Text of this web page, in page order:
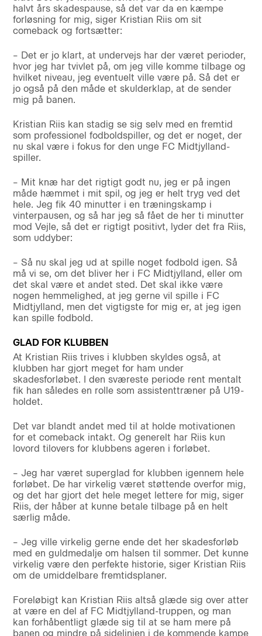
halvt års skadespause, så det var da en kæmpe
forløsning for mig, siger Kristian Riis om sit
comeback og fortsætter:
– Det er jo klart, at undervejs har der været perioder,
hvor jeg har tvivlet på, om jeg ville komme tilbage og
hvilket niveau, jeg eventuelt ville være på. Så det er
jo også på den måde et skulderklap, at de sender
mig på banen.
Kristian Riis kan stadig se sig selv med en fremtid
som professionel fodboldspiller, og det er noget, der
nu skal være i fokus for den unge FC Midtjylland-
spiller.
– Mit knæ har det rigtigt godt nu, jeg er på ingen
måde hæmmet i mit spil, og jeg er helt tryg ved det
hele. Jeg fik 40 minutter i en træningskamp i
vinterpausen, og så har jeg så fået de her ti minutter
mod Vejle, så det er rigtigt positivt, lyder det fra Riis,
som uddyber:
– Så nu skal jeg ud at spille noget fodbold igen. Så
må vi se, om det bliver her i FC Midtjylland, eller om
det skal være et andet sted. Det skal ikke være
nogen hemmelighed, at jeg gerne vil spille i FC
Midtjylland, men det vigtigste for mig er, at jeg igen
kan spille fodbold.
GLAD FOR KLUBBEN
At Kristian Riis trives i klubben skyldes også, at
klubben har gjort meget for ham under
skadesforløbet. I den sværeste periode rent mentalt
fik han således en rolle som assistenttræner på U19-
holdet.
Det var blandt andet med til at holde motivationen
for et comeback intakt. Og generelt har Riis kun
lovord tilovers for klubbens ageren i forløbet.
– Jeg har været superglad for klubben igennem hele
forløbet. De har virkelig været støttende overfor mig,
og det har gjort det hele meget lettere for mig, siger
Riis, der håber at kunne betale tilbage på en helt
særlig måde.
– Jeg ville virkelig gerne ende det her skadesforløb
med en guldmedalje om halsen til sommer. Det kunne
virkelig være den perfekte historie, siger Kristian Riis
om de umiddelbare fremtidsplaner.
Foreløbigt kan Kristian Riis altså glæde sig over atter
at være en del af FC Midtjylland-truppen, og man
kan forhåbentligt glæde sig til at se ham mere på
banen og mindre på sidelinjen i de kommende kampe